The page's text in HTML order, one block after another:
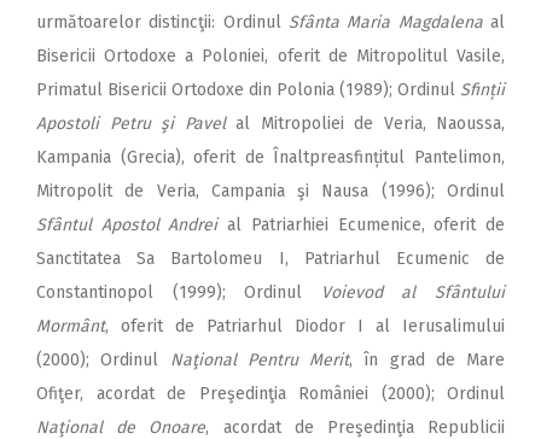
următoarelor distincţii: Ordinul Sfânta Maria Magdalenaal
Bisericii Ortodoxe a Poloniei, oferit de Mitropolitul Vasile,
Primatul Bisericii Ortodoxe din Polonia (1989); Ordinul Sfinții
Apostoli Petru şi Pavel al Mitropoliei de Veria, Naoussa,
Kampania (Grecia), oferit de Înaltpreasfințitul Pantelimon,
Mi­tropolit de Veria, Campania şi Nausa (1996); Ordinul
Sfântul Apostol Andreial Patriarhiei Ecumenice, oferit de
Sanctitatea Sa Bartolomeu I, Patriarhul Ecumenic de
Constantinopol (1999); Ordinul
Voievod al Sfântului
Mormânt, oferit de Patriarhul Diodor I al Ierusalimului
(2000); Ordinul Naţional Pentru Merit, în grad de Mare
Ofiţer, acordat de Preşedinţia României (2000); Ordinul
Naţional de Onoare, acordat de Preşedinţia Republicii